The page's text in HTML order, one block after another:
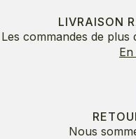
LIVRAISON
Les commandes de plus
Nous